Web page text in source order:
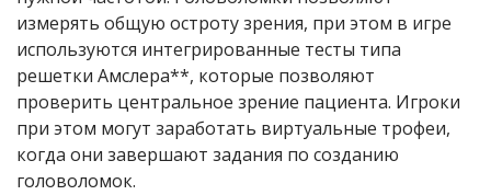
измерять общую остроту зрения, при этом в игре
используются интегрированные тесты типа
решетки Амслера**, которые позволяют
проверить центральное зрение пациента. Игроки
при этом могут заработать виртуальные трофеи,
когда они завершают задания по созданию
головоломок.